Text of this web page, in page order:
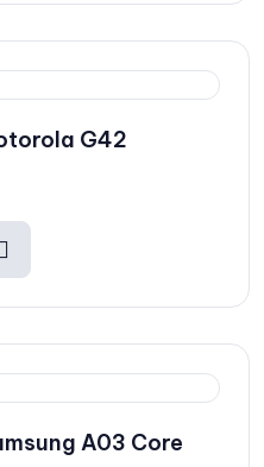
G42
A03 Core